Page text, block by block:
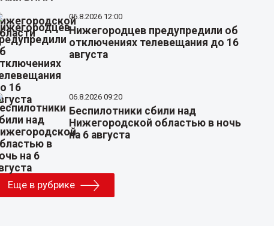
06.8.2026 12:00
Нижегородцев предупредили об
отключениях телевещания до 16
августа
06.8.2026 09:20
Беспилотники сбили над
Нижегородской областью в ночь
на 6 августа
Еще в рубрике